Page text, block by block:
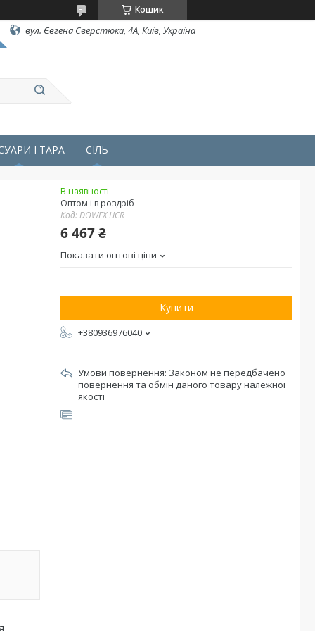
Кошик
вул. Євгена Сверстюка, 4А, Київ, Україна
І ТАРА СІЛЬ
В наявності
Оптом і в роздріб
Код:DOWEX HCR
6 467 ₴
Показати оптові ціни
Купити
+380936976040
Законом не передбачено
повернення та обмін даного товару належної
якості